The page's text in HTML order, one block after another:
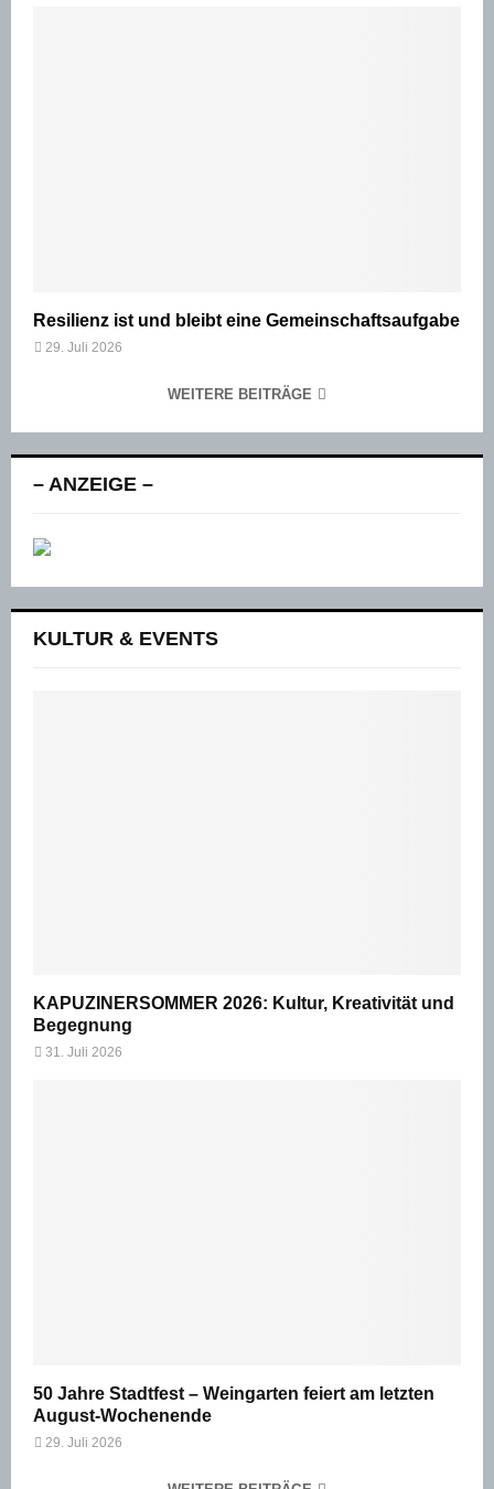
Resilienz ist und bleibt eine Gemeinschaftsaufgabe
29. Juli 2026
WEITERE BEITRÄGE
– ANZEIGE –
KULTUR & EVENTS
KAPUZINERSOMMER 2026: Kultur, Kreativität und
Begegnung
31. Juli 2026
50 Jahre Stadtfest – Weingarten feiert am letzten
August-Wochenende
29. Juli 2026